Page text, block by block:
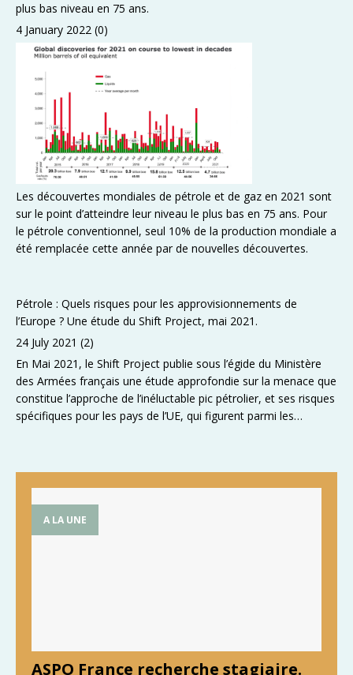
plus bas niveau en 75 ans.
4 January 2022 (0)
Les découvertes mondiales de pétrole et de gaz en 2021 sont
sur le point d’atteindre leur niveau le plus bas en 75 ans. Pour
le pétrole conventionnel, seul 10% de la production mondiale a
été remplacée cette année par de nouvelles découvertes.
Pétrole : Quels risques pour les approvisionnements de
l’Europe ? Une étude du Shift Project, mai 2021.
24 July 2021 (2)
En Mai 2021, le Shift Project publie sous l’égide du Ministère
des Armées français une étude approfondie sur la menace que
constitue l’approche de l’inéluctable pic pétrolier, et ses risques
spécifiques pour les pays de l’UE, qui figurent parmi les
A LA UNE
ASPO France recherche stagiaire.